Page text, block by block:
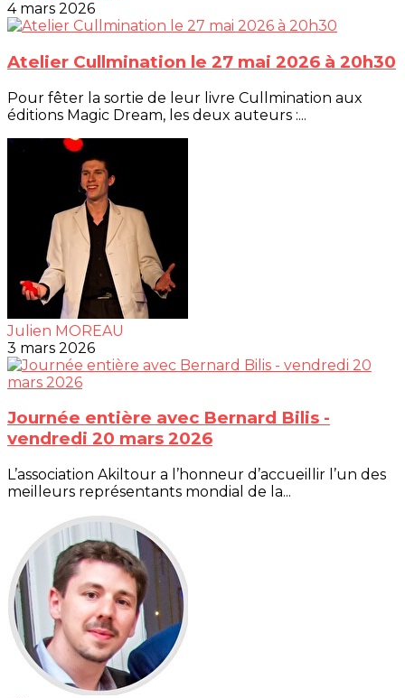
4 mars 2026
Atelier Cullmination le 27 mai 2026 à 20h30
Pour fêter la sortie de leur livre Cullmination aux
éditions Magic Dream, les deux auteurs :...
Julien MOREAU
3 mars 2026
Journée entière avec Bernard Bilis -
vendredi 20 mars 2026
L’association Akiltour a l’honneur d’accueillir l’un des
meilleurs représentants mondial de la...